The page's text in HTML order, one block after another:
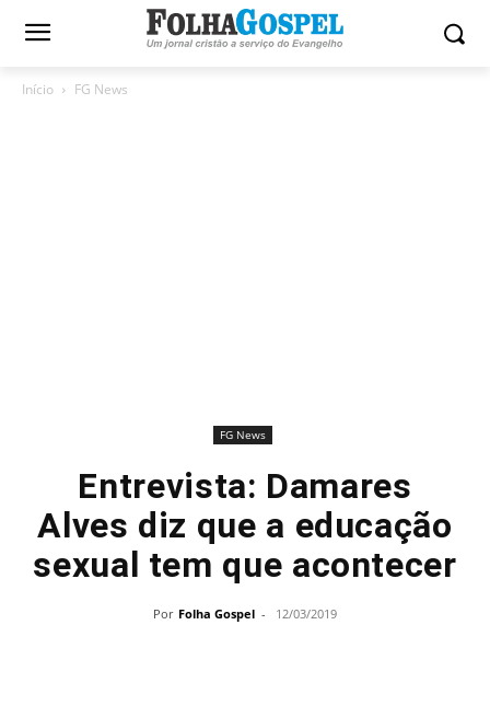
Início FG News
FG News
Entrevista: Damares
Alves diz que a educação
sexual tem que acontecer
Por Folha Gospel - 12/03/2019